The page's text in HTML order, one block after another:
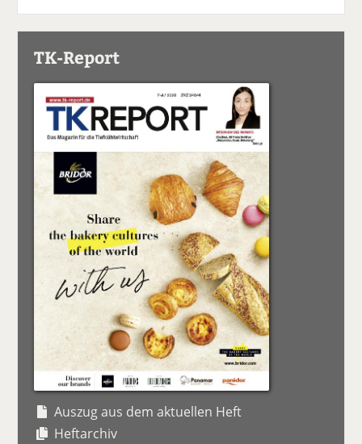
TK-Report
Auszug aus dem aktuellen Heft
Heftarchiv